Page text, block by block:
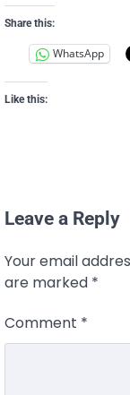
Share this:
WhatsApp
Like this:
Leave a Reply
Your email
are marked *
Comment *